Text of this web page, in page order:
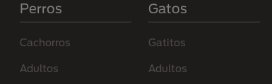
Perros
Cachorros
Adultos
Gatos
Gatitos
Adultos